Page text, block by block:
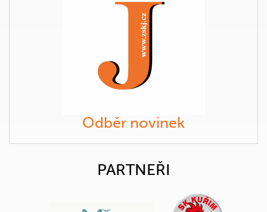
Odběr novinek
PARTNEŘI